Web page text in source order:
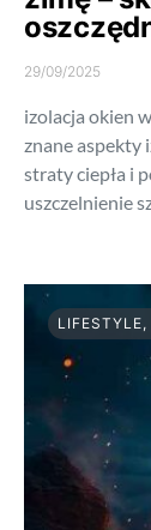
29/09/2025
izolacja okien
znane aspekty
straty ciepła i
uszczelnienie